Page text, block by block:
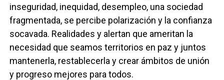
inseguridad, inequidad, desempleo, una sociedad
fragmentada, se percibe polarización y la confianza
socavada. Realidades y alertan que ameritan la
necesidad que seamos territorios en paz y juntos
mantenerla, restablecerla y crear ámbitos de unión
y progreso mejores para todos.